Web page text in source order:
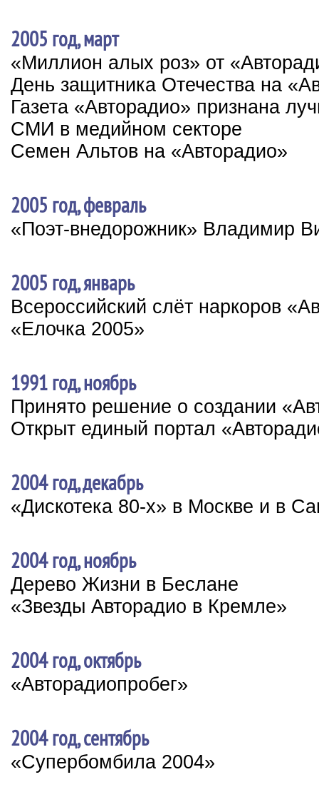
2005 год, март
«Миллион алых роз» от
День защитника Отечества на
Газета «Авторадио» признана
СМИ в медийном секторе
Семен Альтов на «Авторадио»
2005 год, февраль
«Поэт-внедорожник» Владимир
2005 год, январь
Всероссийский слёт наркоров
«Елочка 2005»
1991 год, ноябрь
Принято решение о создании
Открыт единый портал
2004 год, декабрь
«Дискотека 80-х» в Москве и в
2004 год, ноябрь
Дерево Жизни в Беслане
«Звезды Авторадио в Кремле»
2004 год, октябрь
«Авторадиопробег»
2004 год, сентябрь
«Супербомбила 2004»